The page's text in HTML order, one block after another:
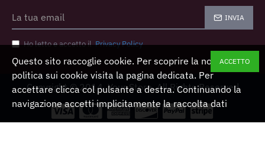
INVIA
Ho letto e accetto ilPrivacy Policy
Copyright © 2014, Your Store, All Rights Reserved
ACCETTO
Questo sito raccoglie cookie. Per scoprire la nostra
politica sui cookie visita la pagina dedicata. Per
accettare clicca col pulsante a destra. Continuando la
navigazione accetti implicitamente la raccolta dati